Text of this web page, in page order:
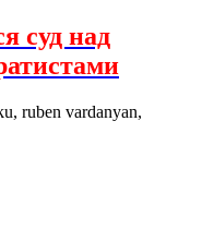
суд над
ruben vardanyan,